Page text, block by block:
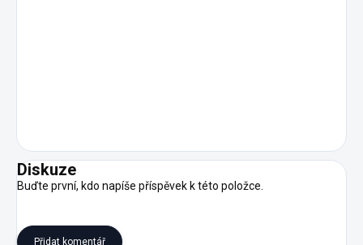
Diskuze
Buďte první, kdo napíše příspěvek k této položce.
Přidat komentář